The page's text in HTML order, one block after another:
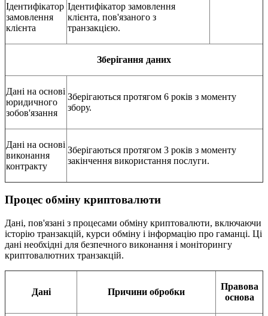
Ідентифікатор
замовлення
клієнта
Ідентифікатор замовлення
клієнта, пов'язаного з
транзакцією.
Зберігання даних
Дані на основі
юридичного
зобов'язання
Зберігаються протягом 6 років з моменту
збору.
Дані на основі
виконання
контракту
Зберігаються протягом 3 років з моменту
закінчення використання послуги.
Процес обміну криптовалюти
Дані, пов'язані з процесами обміну криптовалюти, включаючи
історію транзакцій, курси обміну і інформацію про гаманці. Ці
дані необхідні для безпечного виконання і моніторингу
криптовалютних транзакцій.
Дані Причини обробки
Правова
основа